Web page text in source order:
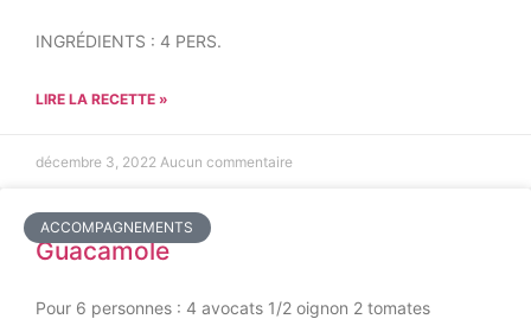
INGRÉDIENTS : 4 PERS.
LIRE LA RECETTE »
décembre 3, 2022 Aucun commentaire
ACCOMPAGNEMENTS
Guacamole
Pour 6 personnes : 4 avocats 1/2 oignon 2 tomates